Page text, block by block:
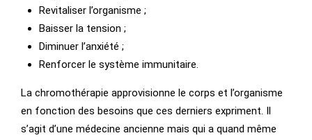
Revitaliser l’organisme ;
Baisser la tension ;
Diminuer l’anxiété ;
Renforcer le système immunitaire.
La chromothérapie approvisionne le corps et l’organisme
en fonction des besoins que ces derniers expriment. Il
s’agit d’une médecine ancienne mais qui a quand même